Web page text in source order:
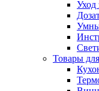
Уход
Товары